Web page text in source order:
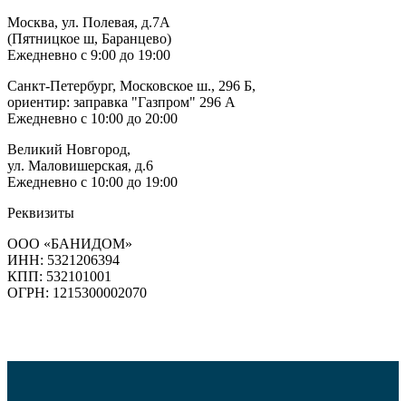
Москва, ул. Полевая, д.7А
(Пятницкое ш, Баранцево)
Ежедневно с 9:00 до 19:00
Санкт-Петербург, Московское ш., 296 Б,
ориентир: заправка "Газпром" 296 А
Ежедневно с 10:00 до 20:00
Великий Новгород,
ул. Маловишерская, д.6
Ежедневно с 10:00 до 19:00
Реквизиты
ООО «БАНИДОМ»
ИНН: 5321206394
КПП: 532101001
ОГРН: 1215300002070